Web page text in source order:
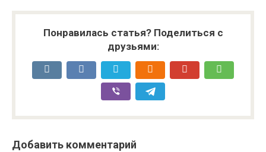
Понравилась статья? Поделиться с
друзьями:
Добавить комментарий